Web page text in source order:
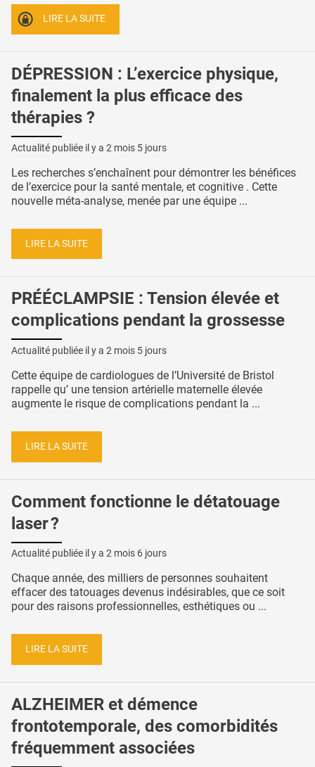
LIRE LA SUITE
DÉPRESSION : L’exercice physique,
finalement la plus efficace des
thérapies ?
Actualité publiée il y a 2 mois 5 jours
Les recherches s’enchaînent pour démontrer les bénéfices
de l’exercice pour la santé mentale, et cognitive . Cette
nouvelle méta-analyse, menée par une équipe ...
LIRE LA SUITE
PRÉÉCLAMPSIE : Tension élevée et
complications pendant la grossesse
Actualité publiée il y a 2 mois 5 jours
Cette équipe de cardiologues de l’Université de Bristol
rappelle qu’ une tension artérielle maternelle élevée
augmente le risque de complications pendant la ...
LIRE LA SUITE
Comment fonctionne le détatouage
laser ?
Actualité publiée il y a 2 mois 6 jours
Chaque année, des milliers de personnes souhaitent
effacer des tatouages devenus indésirables, que ce soit
pour des raisons professionnelles, esthétiques ou ...
LIRE LA SUITE
ALZHEIMER et démence
frontotemporale, des comorbidités
fréquemment associées